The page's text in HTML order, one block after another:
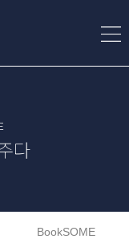
다
BookSOME